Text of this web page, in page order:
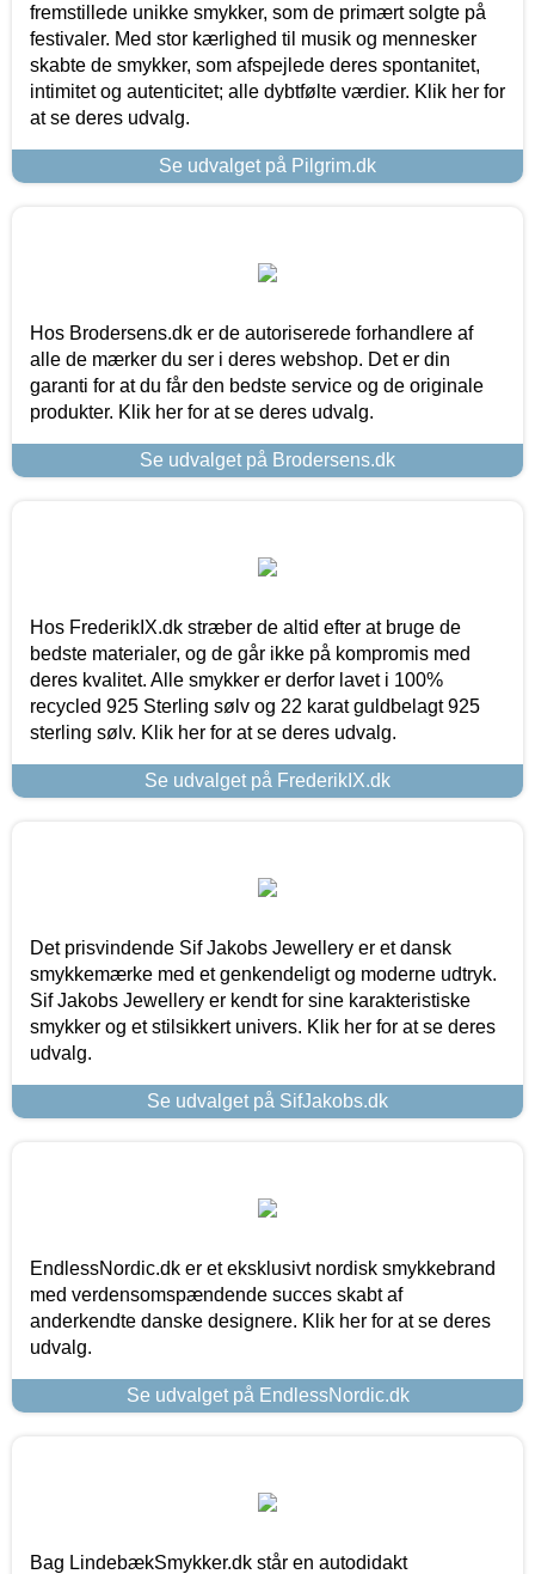
fremstillede unikke smykker, som de primært solgte på
festivaler. Med stor kærlighed til musik og mennesker
skabte de smykker, som afspejlede deres spontanitet,
intimitet og autenticitet; alle dybtfølte værdier. Klik her for
at se deres udvalg.
Se udvalget på Pilgrim.dk
Hos Brodersens.dk er de autoriserede forhandlere af
alle de mærker du ser i deres webshop. Det er din
garanti for at du får den bedste service og de originale
produkter. Klik her for at se deres udvalg.
Se udvalget på Brodersens.dk
Hos FrederikIX.dk stræber de altid efter at bruge de
bedste materialer, og de går ikke på kompromis med
deres kvalitet. Alle smykker er derfor lavet i 100%
recycled 925 Sterling sølv og 22 karat guldbelagt 925
sterling sølv. Klik her for at se deres udvalg.
Se udvalget på FrederikIX.dk
Det prisvindende Sif Jakobs Jewellery er et dansk
smykkemærke med et genkendeligt og moderne udtryk.
Sif Jakobs Jewellery er kendt for sine karakteristiske
smykker og et stilsikkert univers. Klik her for at se deres
udvalg.
Se udvalget på SifJakobs.dk
EndlessNordic.dk er et eksklusivt nordisk smykkebrand
med verdensomspændende succes skabt af
anderkendte danske designere. Klik her for at se deres
udvalg.
Se udvalget på EndlessNordic.dk
Bag LindebækSmykker.dk står en autodidakt